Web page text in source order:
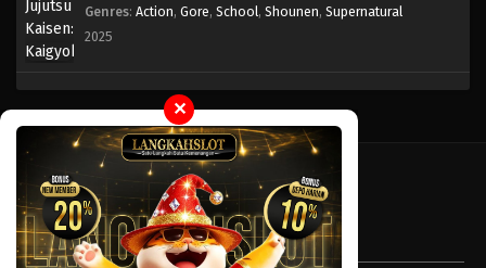
Genres: Action, Gore, School, Shounen, Supernatural
2025
✕
Tentang LayarOtaku